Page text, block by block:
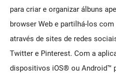
para criar e organizar álbuns
browser Web e partilhá-los
através de sites de redes
Twitter e Pinterest. Com a
dispositivos iOS® ou Android™